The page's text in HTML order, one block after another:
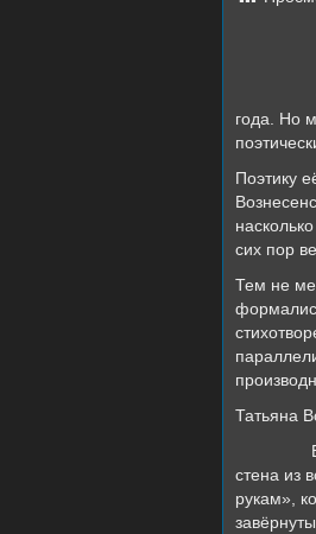
Стихи
года. Но
Поэтику
сих пор
Тем не
Татьяна
Вот
стена из
рукам»,